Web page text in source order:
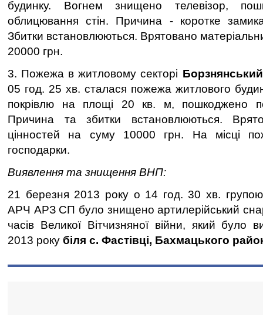
будинку. Вогнем знищено телевізор,
облицювання стін. Причина - коротке
Збитки встановлюються. Врятовано
20000 грн.
3. Пожежа в житловому секторі
05 год. 25 хв. сталася пожежа житлового
покрівлю на площі 20 кв. м, пошкоджено
Причина та збитки встановлюються.
цінностей на суму 10000 грн. На місці
господарки.
Виявлення та знищення ВНП:
21 березня 2013 року о 14 год. 30 хв. групою
АРЧ АРЗ СП було знищено артилерійський
часів Великої Вітчизняної війни, який було
2013 року біля с. Фастівці, Бахмацького